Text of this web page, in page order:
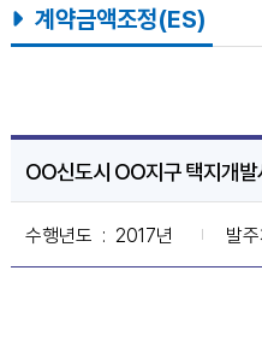
계약금액조정(ES)
OO신도시 OO지구 택지개
수행년도 : 2017년 발